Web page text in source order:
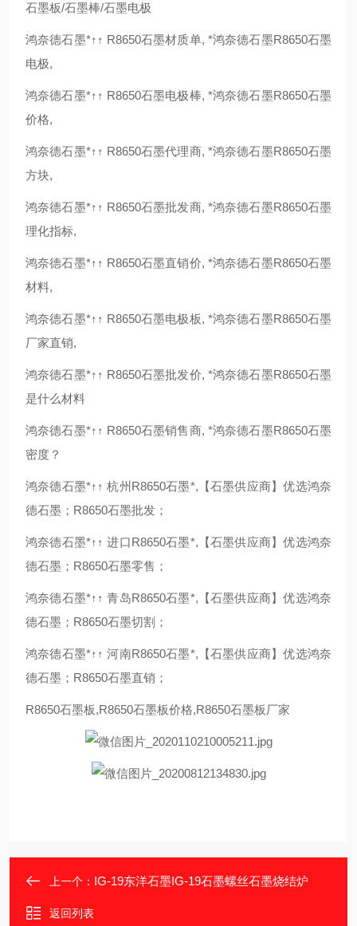
石墨板/石墨棒/石墨电极
鸿奈德石墨*↑↑ R8650石墨材质单, *鸿奈德石墨R8650石墨
电极,
鸿奈德石墨*↑↑ R8650石墨电极棒, *鸿奈德石墨R8650石墨
价格,
鸿奈德石墨*↑↑ R8650石墨代理商, *鸿奈德石墨R8650石墨
方块,
鸿奈德石墨*↑↑ R8650石墨批发商, *鸿奈德石墨R8650石墨
理化指标,
鸿奈德石墨*↑↑ R8650石墨直销价, *鸿奈德石墨R8650石墨
材料,
鸿奈德石墨*↑↑ R8650石墨电极板, *鸿奈德石墨R8650石墨
厂家直销,
鸿奈德石墨*↑↑ R8650石墨批发价, *鸿奈德石墨R8650石墨
是什么材料
鸿奈德石墨*↑↑ R8650石墨销售商, *鸿奈德石墨R8650石墨
密度？
鸿奈德石墨*↑↑ 杭州R8650石墨*,【石墨供应商】优选鸿奈
德石墨；R8650石墨批发；
鸿奈德石墨*↑↑ 进口R8650石墨*,【石墨供应商】优选鸿奈
德石墨；R8650石墨零售；
鸿奈德石墨*↑↑ 青岛R8650石墨*,【石墨供应商】优选鸿奈
德石墨；R8650石墨切割；
鸿奈德石墨*↑↑ 河南R8650石墨*,【石墨供应商】优选鸿奈
德石墨；R8650石墨直销；
R8650石墨板,R8650石墨板价格,R8650石墨板厂家
上一个： IG-19东洋石墨IG-19石墨螺丝石墨烧结炉
返回列表